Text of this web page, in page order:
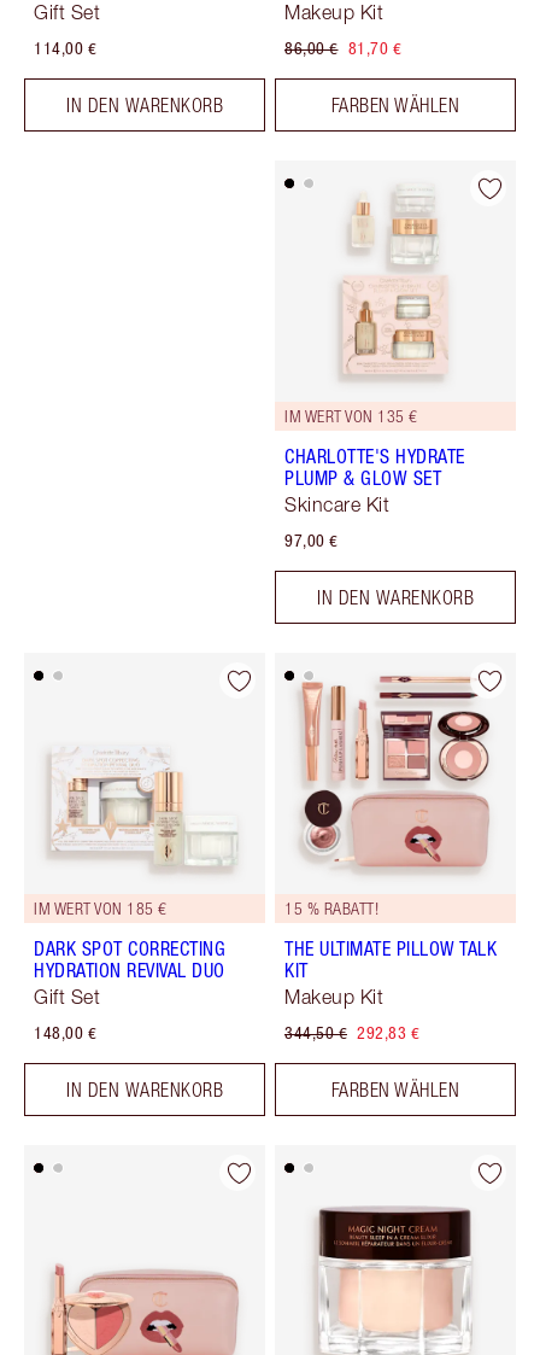
Gift Set
114,00 €
IN DEN WARENKORB
Makeup Kit
86,00 € 81,70 €
FARBEN WÄHLEN
IM WERT VON 135 €
CHARLOTTE'S HYDRATE
PLUMP & GLOW SET
Skincare Kit
97,00 €
IN DEN WARENKORB
IM WERT VON 185 €
DARK SPOT CORRECTING
HYDRATION REVIVAL DUO
Gift Set
148,00 €
IN DEN WARENKORB
15 % RABATT!
THE ULTIMATE PILLOW TALK
KIT
Makeup Kit
344,50 € 292,83 €
FARBEN WÄHLEN